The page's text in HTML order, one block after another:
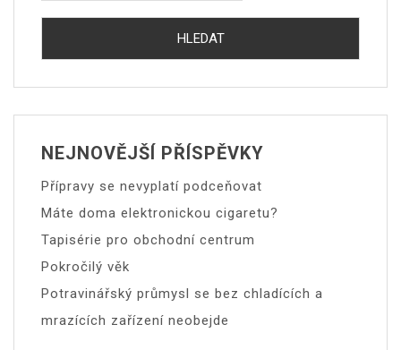
NEJNOVĚJŠÍ PŘÍSPĚVKY
Přípravy se nevyplatí podceňovat
Máte doma elektronickou cigaretu?
Tapisérie pro obchodní centrum
Pokročilý věk
Potravinářský průmysl se bez chladících a
mrazících zařízení neobejde